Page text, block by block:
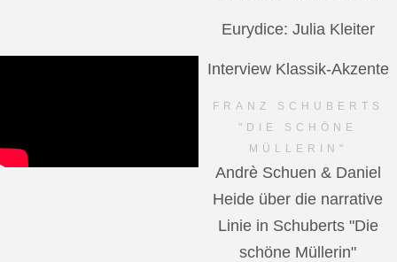
Eurydice: Julia Kleiter
Interview Klassik-Akzente
FRANZ SCHUBERTS
"DIE SCHÖNE
MÜLLERIN"
Andrè Schuen & Daniel
Heide über die narrative
Linie in Schuberts "Die
schöne Müllerin"